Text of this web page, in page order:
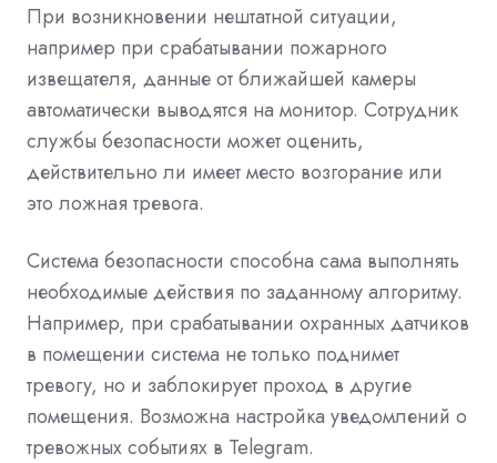
При возникновении нештатной ситуации,
например при срабатывании пожарного
извещателя, данные от ближайшей камеры
автоматически выводятся на монитор. Сотрудник
службы безопасности может оценить,
действительно ли имеет место возгорание или
это ложная тревога.
Система безопасности способна сама выполнять
необходимые действия по заданному алгоритму.
Например, при срабатывании охранных датчиков
в помещении система не только поднимет
тревогу, но и заблокирует проход в другие
помещения. Возможна настройка уведомлений о
тревожных событиях в Telegram.